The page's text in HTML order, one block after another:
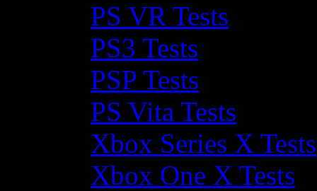
PS VR Tests
PS3 Tests
PSP Tests
PS Vita Tests
Xbox Series X Tests
Xbox One X Tests